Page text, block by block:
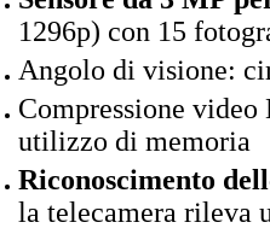
1296p) con 15
Angolo di visione:
Compressione
utilizzo di memoria
Riconoscimento
la telecamera rileva